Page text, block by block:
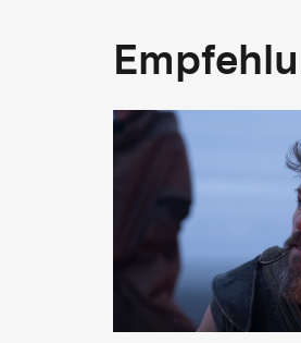
Japan
Besetzung
Tamasaburo Bando,
Yamazaki
Originaltitel
夜叉ヶ池